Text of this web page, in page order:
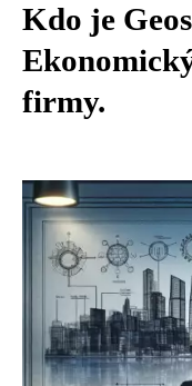
Kdo je
firmy.